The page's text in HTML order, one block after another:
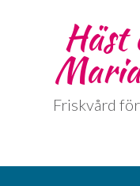
Häst
Friskvård